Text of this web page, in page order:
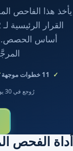
يأخذ هذا الفاحص
أساس الحصص.
11 خطوات موجهة
رُوجع في 30 يونيو 2026
أداة الفحص